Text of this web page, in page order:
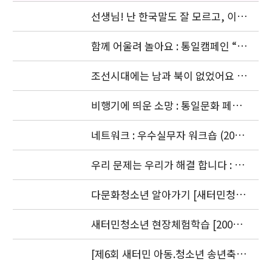
선생님! 난 한국말도 잘 모르고, 이젠
몽골말도 잘 모르겠어요: 이주청소년
관련
함께 어울려 놀아요 : 통일캠페인 “얼
싸안고” 공동주최 (2006. 11.5)
조선시대에는 남과 북이 없었어요 :
경복궁 돌아보기 (2006. 10. 4)
비행기에 띄운 소망 : 통일문화 페스
티벌 [남북청소년대화] (2006. 9.18-
9.20)
네트워크 : 우수실무자 워크숍 (2006.
9. 18 ~ 9. 22)
우리 문제는 우리가 해결 합니다 : 청
소년기획단의 활동 (2006. 8.24-
9.20)
다문화청소년 알아가기 [새터민청소
년] 편 발간(2006. 7.25)
새터민청소년 현장체험학습 [2006.
8. 30-31]
[제6회 새터민 아동.청소년 송년축